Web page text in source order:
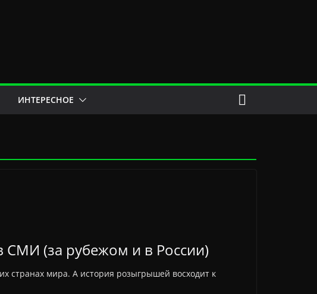
ИНТЕРЕСНОЕ
(за рубежом и в России)
странах мира. А история розыгрышей восходит к